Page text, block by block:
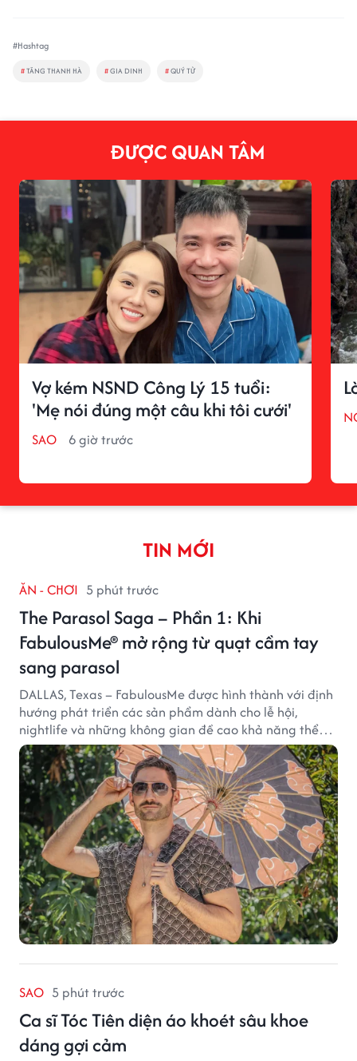
#Hashtag
#TĂNG THANH HÀ #GIA DINH #QUÝ TỬ
ĐƯỢC QUAN TÂM
Vợ kém NSND Công Lý 15 tuổi:
'Mẹ nói đúng một câu khi tôi cưới'
SAO 6 giờ trước
TIN MỚI
ĂN - CHƠI 5 phút trước
The Parasol Saga – Phần 1: Khi
FabulousMe® mở rộng từ quạt cầm tay
sang parasol
DALLAS, Texas – FabulousMe được hình thành với định
hướng phát triển các sản phẩm dành cho lễ hội,
nightlife và những không gian đề cao khả năng thể
hiện bản thân. Trong quá trình xây dựng thương hiệu,
quạt cầm tay trở thành dòng sản phẩm tạo được
thành công ban đầu, giúp FabulousMe từng bước mở
rộng mức độ hiện diện trên thị trường.
SAO 5 phút trước
Ca sĩ Tóc Tiên diện áo khoét sâu khoe
dáng gợi cảm